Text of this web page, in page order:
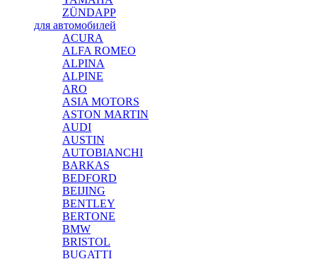
ZÜNDAPP
для автомобилей
ACURA
ALFA ROMEO
ALPINA
ALPINE
ARO
ASIA MOTORS
ASTON MARTIN
AUDI
AUSTIN
AUTOBIANCHI
BARKAS
BEDFORD
BEIJING
BENTLEY
BERTONE
BMW
BRISTOL
BUGATTI